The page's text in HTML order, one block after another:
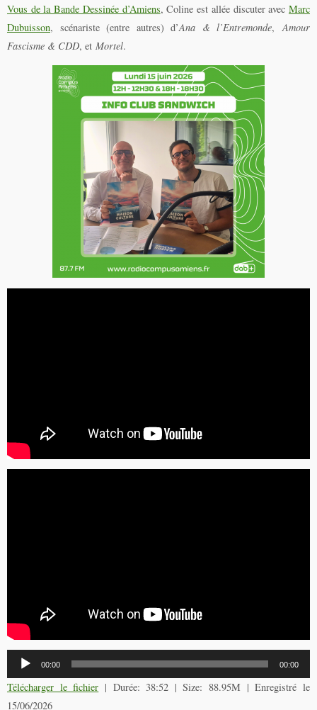
Vous de la Bande Dessinée d’Amiens, Coline est allée discuter avecMarc
Dubuisson, scénariste (entre autres) d’Ana & l’Entremonde,Amour
Fascisme & CDD, et Mortel.
Lecteur
audio
00:00 00:00
Télécharger le fichier | Durée: 38:52 | Size: 88.95M | Enregistré le
15/06/2026